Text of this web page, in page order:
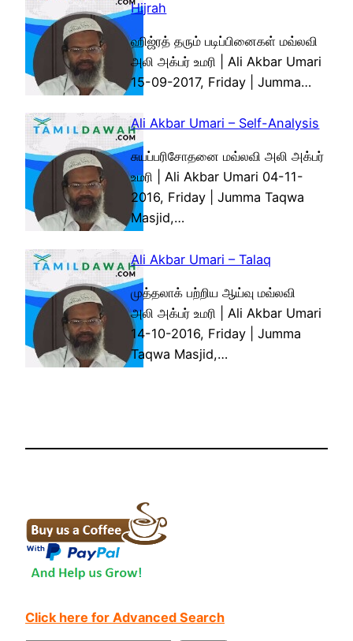
Hijrah
ஹிஜ்ரத் தரும் படிப்பினைகள் மவ்லவி
அலி அக்பர் உமரி | Ali Akbar Umari
15-09-2017, Friday | Jumma…
Ali Akbar Umari – Self-Analysis
சுயப்பரிசோதனை மவ்லவி அலி அக்பர்
உமரி | Ali Akbar Umari 04-11-
2016, Friday | Jumma Taqwa
Masjid,…
Ali Akbar Umari – Talaq
முத்தலாக் பற்றிய ஆய்வு மவ்லவி
அலி அக்பர் உமரி | Ali Akbar Umari
14-10-2016, Friday | Jumma
Taqwa Masjid,…
Click here for Advanced Search